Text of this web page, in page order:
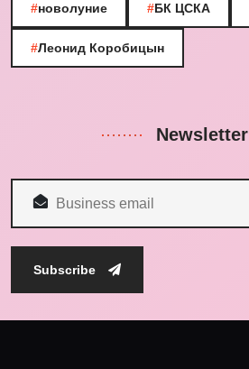
#новолуние #БК ЦСКА
#Леонид Коробицын
Newsletter
Subscribe